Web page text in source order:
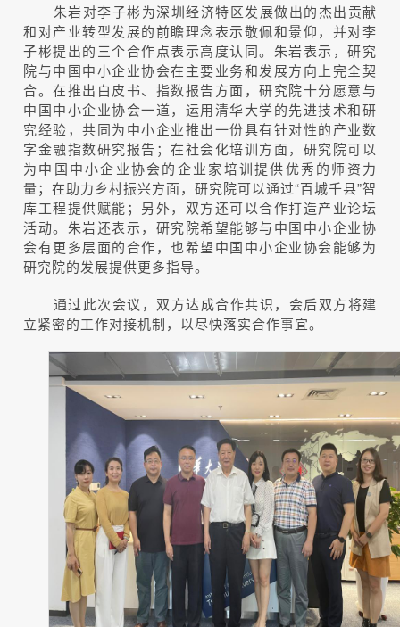
朱岩对李子彬为深圳经济特区发展做出的杰出贡献
和对产业转型发展的前瞻理念表示敬佩和景仰，并对李
子彬提出的三个合作点表示高度认同。朱岩表示，研究
院与中国中小企业协会在主要业务和发展方向上完全契
合。在推出白皮书、指数报告方面，研究院十分愿意与
中国中小企业协会一道，运用清华大学的先进技术和研
究经验，共同为中小企业推出一份具有针对性的产业数
字金融指数研究报告；在社会化培训方面，研究院可以
为中国中小企业协会的企业家培训提供优秀的师资力
量；在助力乡村振兴方面，研究院可以通过“百城千县”智
库工程提供赋能；另外，双方还可以合作打造产业论坛
活动。朱岩还表示，研究院希望能够与中国中小企业协
会有更多层面的合作，也希望中国中小企业协会能够为
研究院的发展提供更多指导。
通过此次会议，双方达成合作共识，会后双方将建
立紧密的工作对接机制，以尽快落实合作事宜。